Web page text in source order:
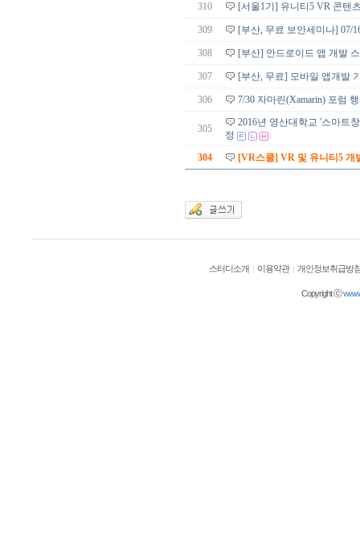
310 [서울1기] 유니티5 VR 콘텐
309 [부산, 무료 보안세미나] 07/
308 [부산] 안드로이드 앱 개발
307 [부산, 무료] 모바일 앱개발
306 7/30 자마린(Xamarin) 포럼
305
2016년 영산대학교 '스마트
정
304
[VR스쿨] VR 및 유니티5 개
스터디소개 | 이용약관 | 개인정보취급방
Copyright ⓒ